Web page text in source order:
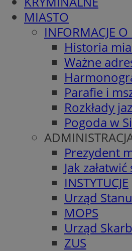
MIASTO
INFORMACJE O
Historia
Ważne
Parafie i
Rozkłady
Pogoda w
Prezydent
Jak
INSTYTUCJE
Urząd
MOPS
Urząd
ZUS